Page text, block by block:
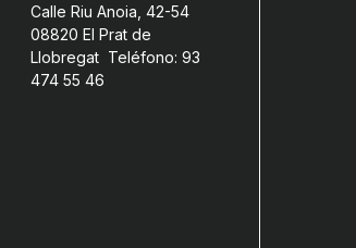
Calle Riu Anoia, 42-54
08820 El Prat de
Llobregat Teléfono: 93
474 55 46